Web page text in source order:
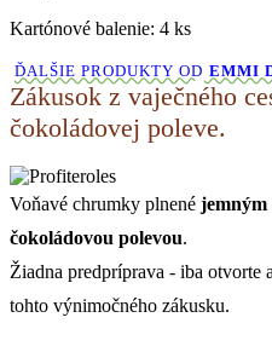
Kartónové balenie: 4 ks
ĎALŠIE PRODUKTY OD EMMI
Zákusok z vaječného
čokoládovej poleve.
Voňavé chrumky plnené jemným
čokoládovou polevou.
Žiadna predpríprava - iba otvorte
tohto výnimočného zákusku.